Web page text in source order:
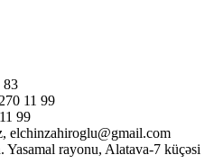
83
11 99
99
, elchinzahiroglu@gmail.com
rayonu, Alatava-7 küçəsi